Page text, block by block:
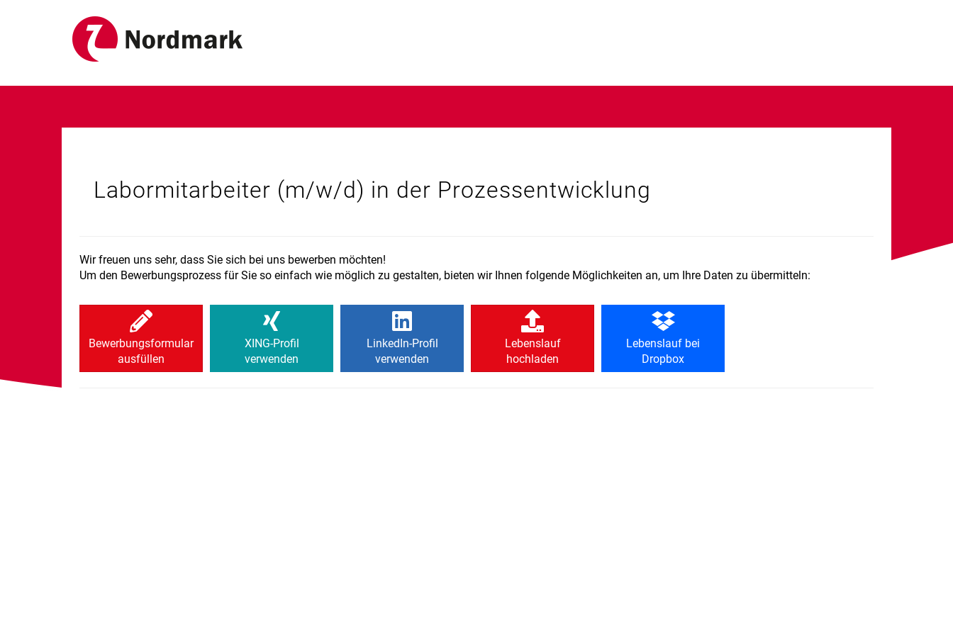
Labormitarbeiter (m/w/d) in der Prozessentwicklung
Wir freuen uns sehr, dass Sie sich bei uns bewerben möchten!
Um den Bewerbungsprozess für Sie so einfach wie möglich zu gestalten, bieten wir Ihnen folgende Möglichkeiten an, um Ihre Daten zu übermitteln:
Bewerbungsformular
ausfüllen
XING-Profil
verwenden
LinkedIn-Profil
verwenden
Lebenslauf
hochladen
Lebenslauf bei
Dropbox